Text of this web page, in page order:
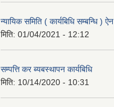
न्यायिक समिति ( कार्यबिधि सम्बन्धि ) ऐन
मिति: 01/04/2021 - 12:12
सम्पत्ति कर ब्यबस्थापन कार्यबिधि
मिति: 10/14/2020 - 10:31